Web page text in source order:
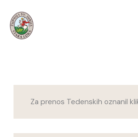
content
Za prenos Tedenskih oznanil